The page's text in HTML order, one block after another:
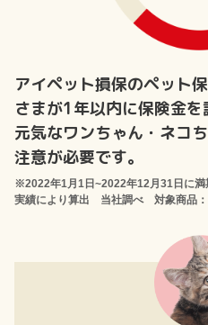
アイペット損保のペット
さまが1年以内に保険金を
元気なワンちゃん・ネコ
注意が必要です。
※2022年1月1日~2022年12月31日に満
実績により算出 当社調べ 対象商品：